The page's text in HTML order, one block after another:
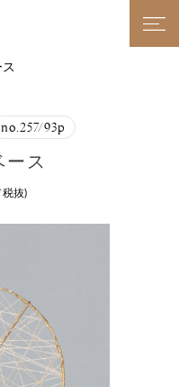
no.257/93p
ース
税抜)